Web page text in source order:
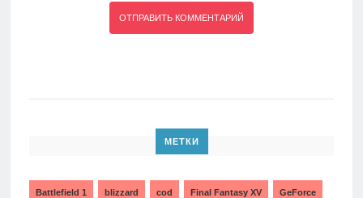
МЕТКИ
Battlefield 1 blizzard cod Final Fantasy XV GeForce